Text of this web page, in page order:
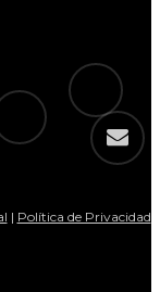
tiktok
email
| Política de Privacidad